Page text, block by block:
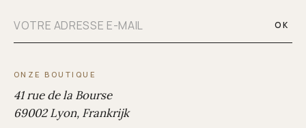
OK
ONZE BOUTIQUE
41 rue de la Bourse
69002 Lyon, Frankrijk